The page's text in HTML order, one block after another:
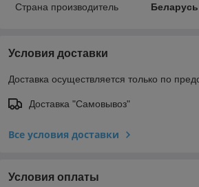
Страна производитель
Беларусь
Условия доставки
Доставка осуществляется только по
Доставка "Самовывоз"
Все условия доставки
Условия оплаты